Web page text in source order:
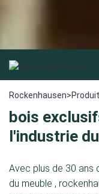
Rockenhausen>
bois
l'industrie
Avec plus de 30 ans
du meuble ,